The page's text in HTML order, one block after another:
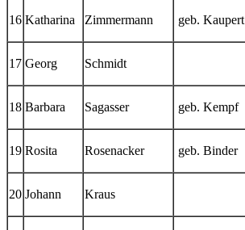
16 Katharina Zimmermann geb. Kaupert
17 Georg Schmidt
18 Barbara Sagasser geb. Kempf
19 Rosita Rosenacker geb. Binder
20 Johann Kraus